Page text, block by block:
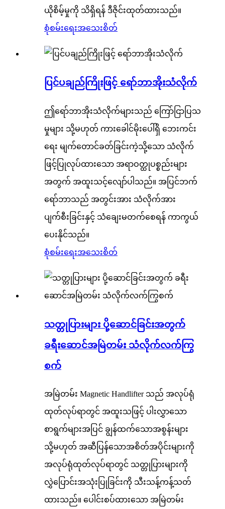
ယိုစိမ့်မှုကို သိရှိရန် ဒီဇိုင်းထုတ်ထားသည်။
စုံစမ်းရေးအသေးစိတ်
ပြင်ပချည်ကြိုးဖြင့် ရော်ဘာအိုးသံလိုက်
ဤရော်ဘာအိုးသံလိုက်များသည် ကြော်ငြာပြသ
မှုများ သို့မဟုတ် ကားခေါင်မိုးပေါ်ရှိ ဘေးကင်း
ရေး မျက်တောင်ခတ်ခြင်းကဲ့သို့သော သံလိုက်
ဖြင့်ပြုလုပ်ထားသော အရာဝတ္ထုပစ္စည်းများ
အတွက် အထူးသင့်လျော်ပါသည်။ အပြင်ဘက်
ရော်ဘာသည် အတွင်းအား သံလိုက်အား
ပျက်စီးခြင်းနှင့် သံချေးမတက်စေရန် ကာကွယ်
ပေးနိုင်သည်။
စုံစမ်းရေးအသေးစိတ်
သတ္တုပြားများ ပို့ဆောင်ခြင်းအတွက်
ခရီးဆောင်အမြဲတမ်း သံလိုက်လက်ကြွ
စက်
အမြဲတမ်း Magnetic Handlifter သည် အလုပ်ရုံ
ထုတ်လုပ်ရာတွင် အထူးသဖြင့် ပါးလွှာသော
စာရွက်များအပြင် ချွန်ထက်သောအစွန်းများ
သို့မဟုတ် အဆီပြန်သောအစိတ်အပိုင်းများကို
အလုပ်ရုံထုတ်လုပ်ရာတွင် သတ္တုပြားများကို
လွှဲပြောင်းအသုံးပြုခြင်းကို သီးသန့်ကန့်သတ်
ထားသည်။ ပေါင်းစပ်ထားသော အမြဲတမ်း